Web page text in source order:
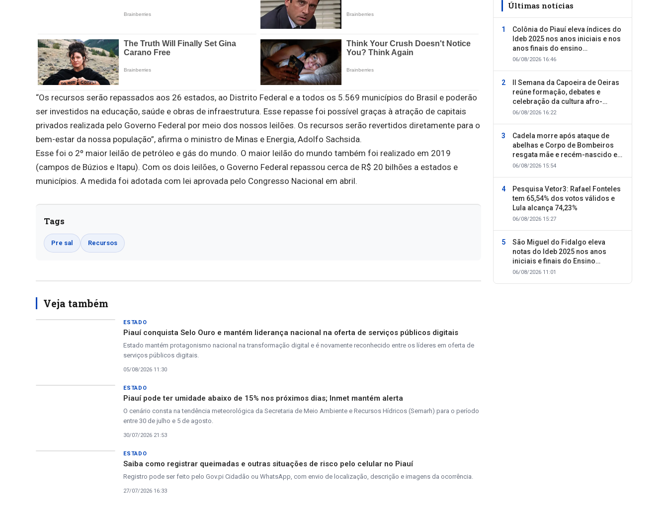
“Os recursos serão repassados aos 26 estados, ao Distrito Federal e a todos os 5.569 municípios do Brasil e poderão
ser investidos na educação, saúde e obras de infraestrutura. Esse repasse foi possível graças à atração de capitais
privados realizada pelo Governo Federal por meio dos nossos leilões. Os recursos serão revertidos diretamente para o
bem-estar da nossa população”, afirma o ministro de Minas e Energia, Adolfo Sachsida.
Esse foi o 2º maior leilão de petróleo e gás do mundo. O maior leilão do mundo também foi realizado em 2019
(campos de Búzios e Itapu). Com os dois leilões, o Governo Federal repassou cerca de R$ 20 bilhões a estados e
municípios. A medida foi adotada com lei aprovada pelo Congresso Nacional em abril.
Tags
Pre sal Recursos
Veja também
ESTADO
Piauí conquista Selo Ouro e mantém liderança nacional na oferta de serviços públicos digitais
Estado mantém protagonismo nacional na transformação digital e é novamente reconhecido entre os líderes em oferta de
serviços públicos digitais.
05/08/2026 11:30
ESTADO
Piauí pode ter umidade abaixo de 15% nos próximos dias; Inmet mantém alerta
O cenário consta na tendência meteorológica da Secretaria de Meio Ambiente e Recursos Hídricos (Semarh) para o período
entre 30 de julho e 5 de agosto.
30/07/2026 21:53
ESTADO
Saiba como registrar queimadas e outras situações de risco pelo celular no Piauí
Registro pode ser feito pelo Gov.pi Cidadão ou WhatsApp, com envio de localização, descrição e imagens da ocorrência.
27/07/2026 16:33
Últimas notícias
Colônia do Piauí eleva índices do
Ideb 2025 nos anos iniciais e nos
anos finais do ensino
fundamental
06/08/2026 16:46
II Semana da Capoeira de Oeiras
reúne formação, debates e
celebração da cultura afro-
brasileira
06/08/2026 16:22
Cadela morre após ataque de
abelhas e Corpo de Bombeiros
resgata mãe e recém-nascido em
Oeiras
06/08/2026 15:54
Pesquisa Vetor3: Rafael Fonteles
tem 65,54% dos votos válidos e
Lula alcança 74,23%
06/08/2026 15:27
São Miguel do Fidalgo eleva
notas do Ideb 2025 nos anos
iniciais e finais do Ensino
Fundamental
06/08/2026 11:01